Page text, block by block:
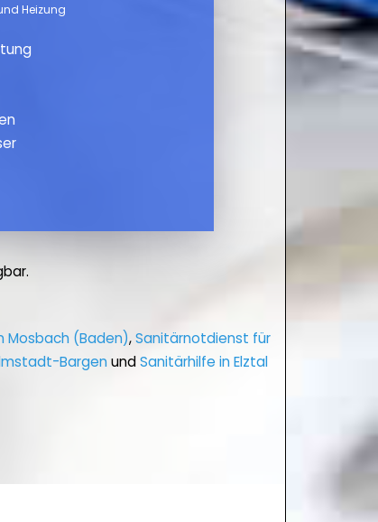
Heizung
Mosbach (Baden),Sanitärnotdienst für
Bargen undSanitärhilfe in Elztal